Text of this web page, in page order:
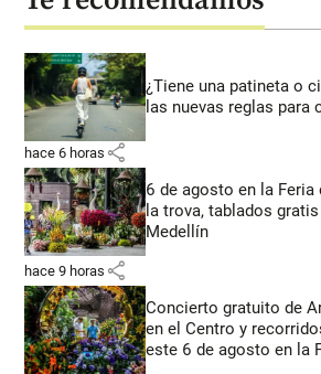
¿Tiene una patineta o
las nuevas reglas
hace 6 horas share
6 de agosto en la
la trova, tablados
Medellín
hace 9 horas share
Concierto gratuito de
en el Centro y
este 6 de agosto en la